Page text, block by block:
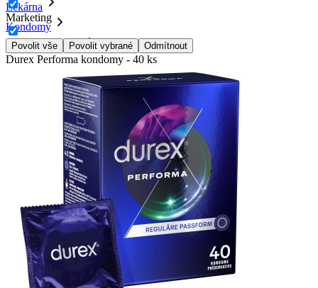
Marketing
Povolit vše Povolit vybrané Odmítnout
Lékárna
Kondomy
Běžné Kondomy
Durex Performa kondomy - 40 ks